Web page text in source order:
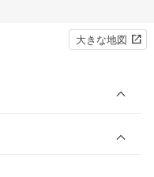
大きな地図